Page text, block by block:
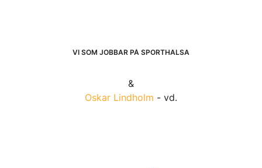
VI SOM JOBBAR PÅ SPORTHÄLSA
&
Oskar Lindholm - vd.